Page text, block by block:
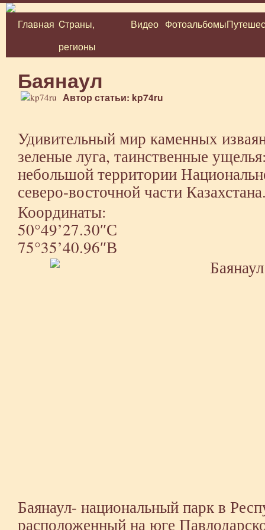
Перейти
Главная Cтраны,
регионы
Видео Фотоальбомы
Баянаул
Автор статьи: kp74ru
Удивительный мир каменных
зеленые луга, таинственные
небольшой территории
северо-восточной части
Координаты:
50°49’27.30″С
75°35’40.96″В
Баянаул- национальный парк в
расположенный на юге